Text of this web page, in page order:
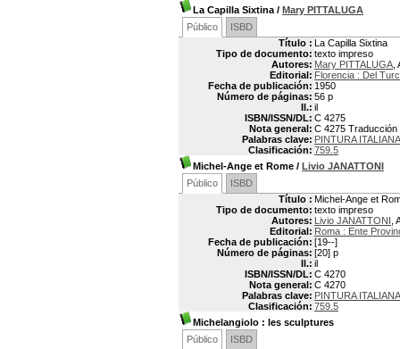
La Capilla Sixtina / Mary PITTALUGA
Público
ISBD
Título : La Capilla Sixtina
Tipo de documento: texto impreso
Autores: Mary PITTALUGA
Editorial: Florencia : Del
Fecha de publicación: 1950
Número de páginas: 56 p
Il.: il
ISBN/ISSN/DL: C 4275
Nota general: C 4275
Palabras clave: PINTURA ITALIANA
Clasificación: 759.5
Michel-Ange et Rome / Livio JANATTONI
Público
ISBD
Título : Michel-Ange et
Tipo de documento: texto impreso
Autores: Livio JANATTONI ,
Editorial: Roma : Ente
Fecha de publicación: [19--]
Número de páginas: [20] p
Il.: il
ISBN/ISSN/DL: C 4270
Nota general: C 4270
Palabras clave: PINTURA ITALIANA
Clasificación: 759.5
Michelangiolo : les sculptures
Público
ISBD